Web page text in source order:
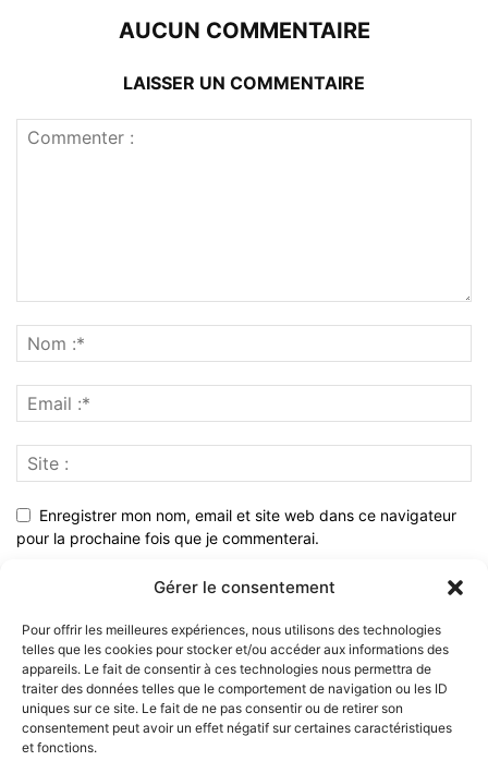
Gérer le consentement
Pour offrir les meilleures expériences, nous utilisons des technologies
telles que les cookies pour stocker et/ou accéder aux informations des
appareils. Le fait de consentir à ces technologies nous permettra de
traiter des données telles que le comportement de navigation ou les ID
uniques sur ce site. Le fait de ne pas consentir ou de retirer son
consentement peut avoir un effet négatif sur certaines caractéristiques
et fonctions.
AUCUN COMMENTAIRE
LAISSER UN COMMENTAIRE
Enregistrer mon nom, email et site web dans ce navigateur
pour la prochaine fois que je commenterai.